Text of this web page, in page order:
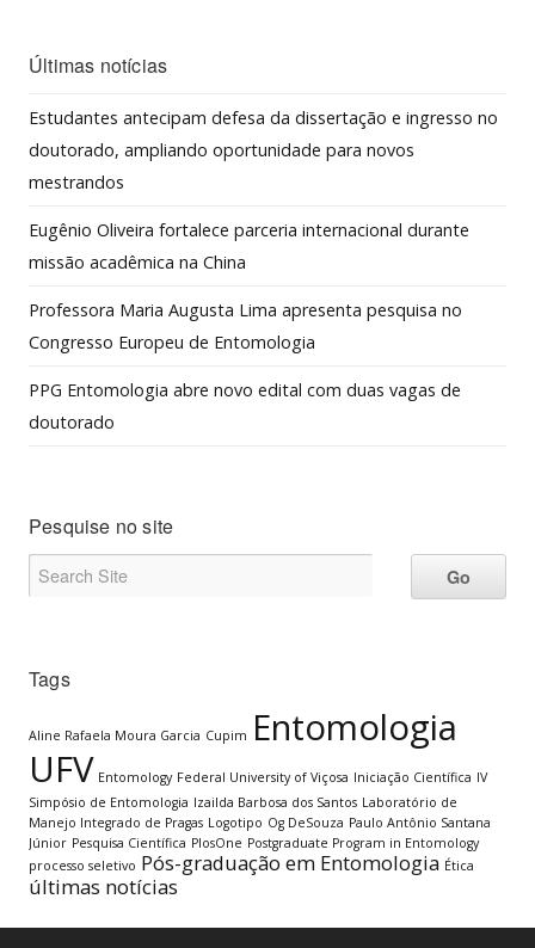
Últimas notícias
Estudantes antecipam defesa da dissertação e ingresso no
doutorado, ampliando oportunidade para novos
mestrandos
Eugênio Oliveira fortalece parceria internacional durante
missão acadêmica na China
Professora Maria Augusta Lima apresenta pesquisa no
Congresso Europeu de Entomologia
PPG Entomologia abre novo edital com duas vagas de
doutorado
Pesquise no site
Tags
Aline Rafaela Moura Garcia Cupim Entomologia
UFV Entomology Federal University of Viçosa Iniciação Científica IV
Simpósio de Entomologia Izailda Barbosa dos Santos Laboratório de
Manejo Integrado de Pragas Logotipo Og DeSouza Paulo Antônio Santana
Júnior Pesquisa Científica PlosOne Postgraduate Program in Entomology
processo seletivo Pós-graduação em Entomologia Ética
últimas notícias